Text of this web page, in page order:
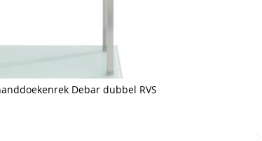
Debar dubbel RVS